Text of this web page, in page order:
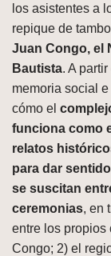
los asistentes a
repique de
Juan Congo, el
Bautista. A
memoria social
cómo el
funciona como
relatos
para dar
se suscitan
ceremonias, en
entre los propios
Congo; 2) el